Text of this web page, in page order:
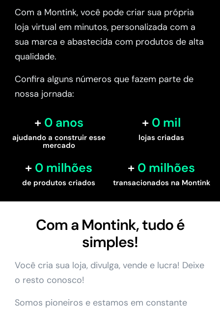
Com a Montink, você pode criar sua própria
loja virtual em minutos, personalizada com a
sua marca e abastecida com produtos de alta
qualidade.
Confira alguns números que fazem parte de
nossa jornada:
ajudando a construir esse
mercado
0 anos
lojas criadas
0 mil
de produtos criados
0 milhões
transacionados na Montink
0 milhões
Com a Montink, tudo é
simples!
Você cria sua loja, divulga, vende e lucra! Deixe
o resto conosco!
Somos pioneiros e estamos em constante